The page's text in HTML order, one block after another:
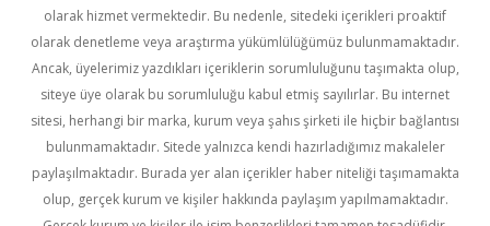
olarak hizmet vermektedir. Bu nedenle, sitedeki içerikleri proaktif
olarak denetleme veya araştırma yükümlülüğümüz bulunmamaktadır.
Ancak, üyelerimiz yazdıkları içeriklerin sorumluluğunu taşımakta olup,
siteye üye olarak bu sorumluluğu kabul etmiş sayılırlar. Bu internet
sitesi, herhangi bir marka, kurum veya şahıs şirketi ile hiçbir bağlantısı
bulunmamaktadır. Sitede yalnızca kendi hazırladığımız makaleler
paylaşılmaktadır. Burada yer alan içerikler haber niteliği taşımamakta
olup, gerçek kurum ve kişiler hakkında paylaşım yapılmamaktadır.